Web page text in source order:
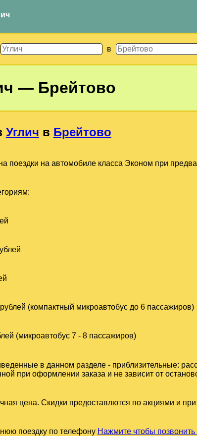
в
— Брейтово
Углич в Брейтово
поездки на автомобиле класса Эконом при
(компактный микроавтобус до 6 пассажиров)
(микроавтобус 7 - 8 пассажиров)
в данном разделе - приблизительные:
при оформлении заказа и не зависит от
цена. Скидки предоставлются по акциями и
поездку по телефону Нажмите чтобы